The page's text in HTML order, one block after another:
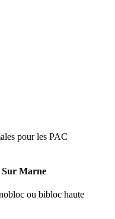
pour les PAC
Marne
ou bibloc haute